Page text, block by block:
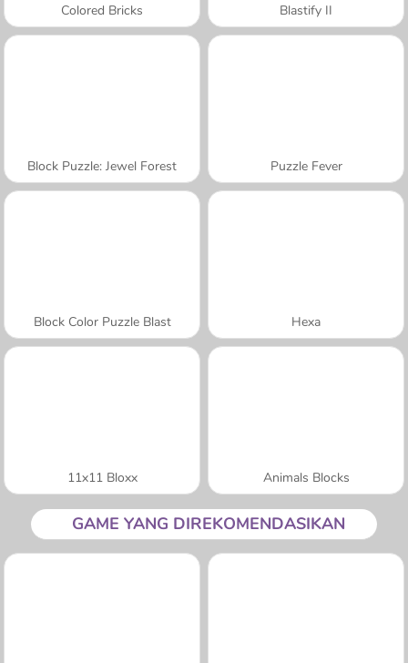
Colored Bricks Blastify II
Block Puzzle: Jewel Forest Puzzle Fever
Block Color Puzzle Blast Hexa
11x11 Bloxx Animals Blocks
GAME YANG DIREKOMENDASIKAN